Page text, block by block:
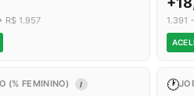
R$ 1.957 1.391
(% FEMININO) I 🕐